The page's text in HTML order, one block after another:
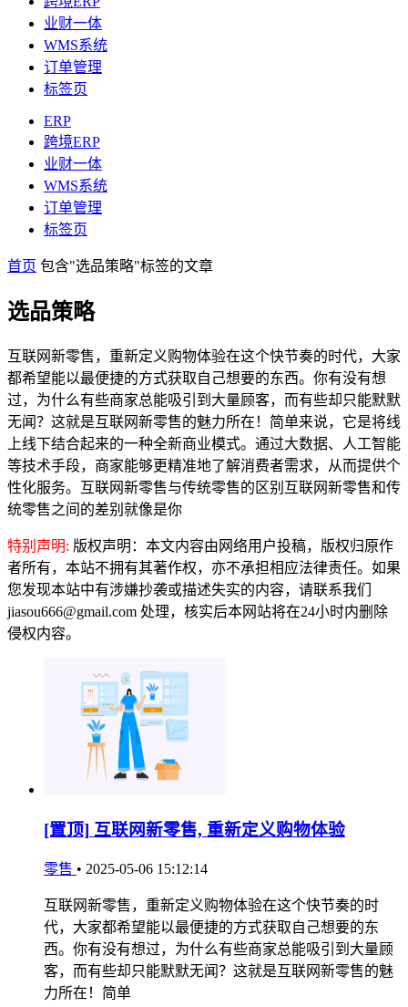
业财一体
WMS系统
订单管理
标签页
ERP
跨境ERP
业财一体
WMS系统
订单管理
标签页
首页 包含"选品策略"标签的文章
选品策略
互联网新零售，重新定义购物体验在这个快节奏的时代，大家
都希望能以最便捷的方式获取自己想要的东西。你有没有想
过，为什么有些商家总能吸引到大量顾客，而有些却只能默默
无闻？这就是互联网新零售的魅力所在！简单来说，它是将线
上线下结合起来的一种全新商业模式。通过大数据、人工智能
等技术手段，商家能够更精准地了解消费者需求，从而提供个
性化服务。互联网新零售与传统零售的区别互联网新零售和传
统零售之间的差别就像是你
特别声明: 版权声明：本文内容由网络用户投稿，版权归原作
者所有，本站不拥有其著作权，亦不承担相应法律责任。如果
您发现本站中有涉嫌抄袭或描述失实的内容，请联系我们
jiasou666@gmail.com 处理，核实后本网站将在24小时内删除
侵权内容。
[置顶] 互联网新零售, 重新定义购物体验
零售 • 2025-05-06 15:12:14
互联网新零售，重新定义购物体验在这个快节奏的时
代，大家都希望能以最便捷的方式获取自己想要的东
西。你有没有想过，为什么有些商家总能吸引到大量顾
客，而有些却只能默默无闻？这就是互联网新零售的魅
力所在！简单